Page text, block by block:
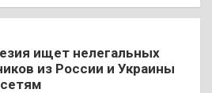
ищет нелегальных
из России и Украины